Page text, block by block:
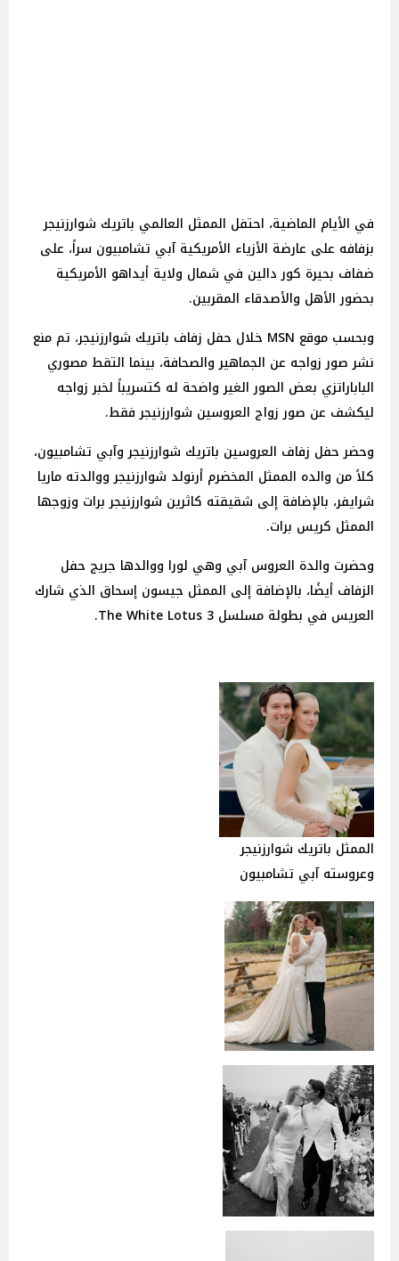
في الأيام الماضية، احتفل الممثل العالمي باتريك شوارزنيجر
بزفافه على عارضة الأزياء الأمريكية آبي تشامبيون سراً، على
ضفاف بحيرة كور دالين في شمال ولاية أيداهو الأمريكية
بحضور الأهل والأصدقاء المقربين.
وبحسب موقع MSN خلال حفل زفاف باتريك شوارزنيجر، تم منع
نشر صور زواجه عن الجماهير والصحافة، بينما التقط مصوري
الباباراتزي بعض الصور الغير واضحة له كتسريباً لخبر زواجه
ليكشف عن صور زواج العروسين شوارزنيجر فقط.
وحضر حفل زفاف العروسين باتريك شوارزنيجر وآبي تشامبيون،
كلاً من والده الممثل المخضرم أرنولد شوارزنيجر ووالدته ماريا
شرايفر، بالإضافة إلى شقيقته كاثرين شوارزنيجر برات وزوجها
الممثل كريس برات.
وحضرت والدة العروس آبي وهي لورا ووالدها جريج حفل
الزفاف أيضًا، بالإضافة إلى الممثل جيسون إسحاق الذي شارك
العريس في بطولة مسلسل 3 The White Lotus.
الممثل باتريك شوارزنيجر
وعروسته آبي تشامبيون